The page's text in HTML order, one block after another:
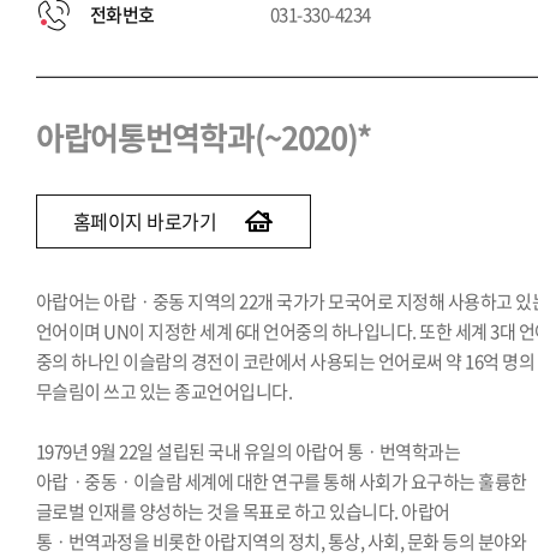
전화번호 031-330-4234
아랍어통번역학과(~2020)*
홈페이지 바로가기
아랍어는 아랍ㆍ중동 지역의 22개 국가가 모국어로 지정해 사용하고 있
언어이며 UN이 지정한 세계 6대 언어중의 하나입니다. 또한 세계 3대
중의 하나인 이슬람의 경전이 코란에서 사용되는 언어로써 약 16억 명의
무슬림이 쓰고 있는 종교언어입니다.
1979년 9월 22일 설립된 국내 유일의 아랍어 통ㆍ번역학과는
아랍ㆍ중동ㆍ이슬람 세계에 대한 연구를 통해 사회가 요구하는 훌륭한
글로벌 인재를 양성하는 것을 목표로 하고 있습니다. 아랍어
통ㆍ번역과정을 비롯한 아랍지역의 정치, 통상, 사회, 문화 등의 분야와